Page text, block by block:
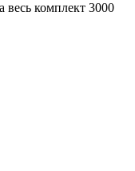
комплект 3000